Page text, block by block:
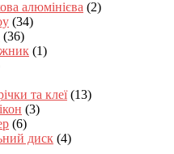
алюмінієва (2)
(34)
(36)
(1)
та клеї (13)
(3)
(6)
диск (4)